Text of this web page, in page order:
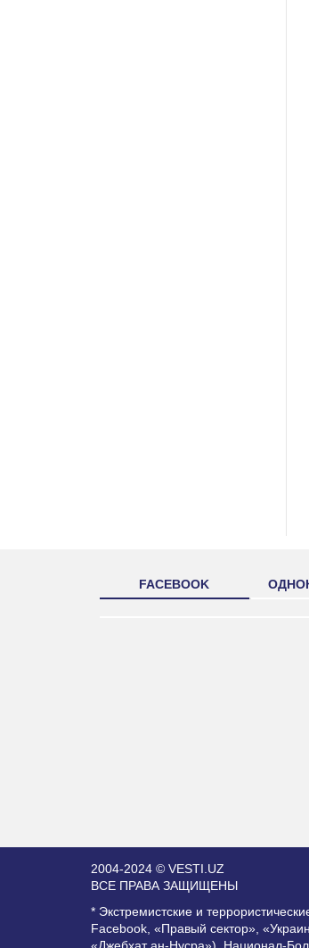
FACEBOOK
2004-2024 © VESTI.UZ
ВСЕ ПРАВА ЗАЩИЩЕНЫ
* Экстремистские и
Facebook, «Правый сектор»,
«Джебхат ан-Нусра»), Национал-